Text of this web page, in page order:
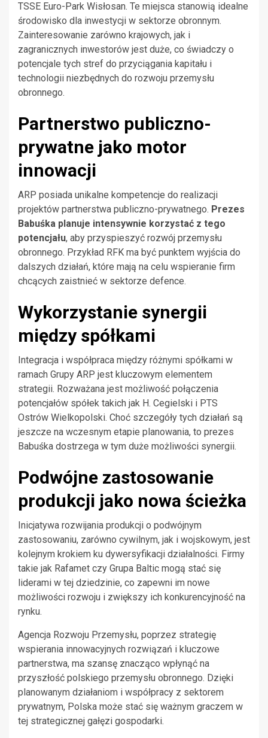
TSSE Euro-Park Wisłosan. Te miejsca stanowią idealne
środowisko dla inwestycji w sektorze obronnym.
Zainteresowanie zarówno krajowych, jak i
zagranicznych inwestorów jest duże, co świadczy o
potencjale tych stref do przyciągania kapitału i
technologii niezbędnych do rozwoju przemysłu
obronnego.
Partnerstwo publiczno-
prywatne jako motor
innowacji
ARP posiada unikalne kompetencje do realizacji
projektów partnerstwa publiczno-prywatnego. Prezes
Babuśka planuje intensywnie korzystać z tego
potencjału, aby przyspieszyć rozwój przemysłu
obronnego. Przykład RFK ma być punktem wyjścia do
dalszych działań, które mają na celu wspieranie firm
chcących zaistnieć w sektorze defence.
Wykorzystanie synergii
między spółkami
Integracja i współpraca między różnymi spółkami w
ramach Grupy ARP jest kluczowym elementem
strategii. Rozważana jest możliwość połączenia
potencjałów spółek takich jak H. Cegielski i PTS
Ostrów Wielkopolski. Choć szczegóły tych działań są
jeszcze na wczesnym etapie planowania, to prezes
Babuśka dostrzega w tym duże możliwości synergii.
Podwójne zastosowanie
produkcji jako nowa ścieżka
Inicjatywa rozwijania produkcji o podwójnym
zastosowaniu, zarówno cywilnym, jak i wojskowym, jest
kolejnym krokiem ku dywersyfikacji działalności. Firmy
takie jak Rafamet czy Grupa Baltic mogą stać się
liderami w tej dziedzinie, co zapewni im nowe
możliwości rozwoju i zwiększy ich konkurencyjność na
rynku.
Agencja Rozwoju Przemysłu, poprzez strategię
wspierania innowacyjnych rozwiązań i kluczowe
partnerstwa, ma szansę znacząco wpłynąć na
przyszłość polskiego przemysłu obronnego. Dzięki
planowanym działaniom i współpracy z sektorem
prywatnym, Polska może stać się ważnym graczem w
tej strategicznej gałęzi gospodarki.